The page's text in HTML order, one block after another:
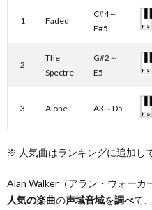
1 Faded
C#4～
F#5
2
The
Spectre
G#2～
E5
3 Alone A3～D5
※ 人気曲はランキングに追加し
Alan Walker（アラン・ウォーカ
人気の楽曲の声域音域を調べて、